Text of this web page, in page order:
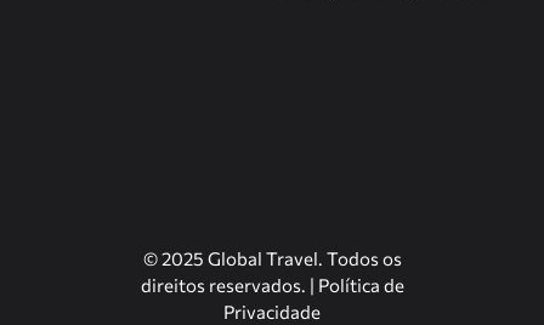
© 2025 Global Travel. Todos os
direitos reservados. | Política de
Privacidade